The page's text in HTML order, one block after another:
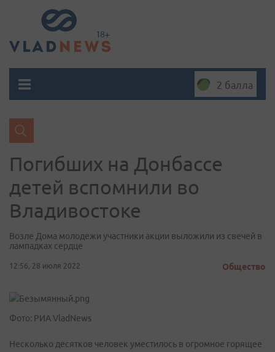
2 балла
Погибших на Донбассе
детей вспомнили во
Владивостоке
Возле Дома молодежи участники акции выложили из свечей в
лампадках сердце
12:56, 28 июля 2022 Общество
Фото: РИА VladNews
Несколько десятков человек уместилось в огромное горящее